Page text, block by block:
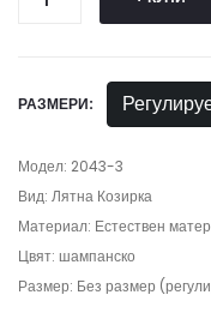
РАЗМЕРИ:
Модел: 2043-3
Вид: Лятна Козирка
Материал: Естествен
Цвят: шампанско
Размер: Без размер